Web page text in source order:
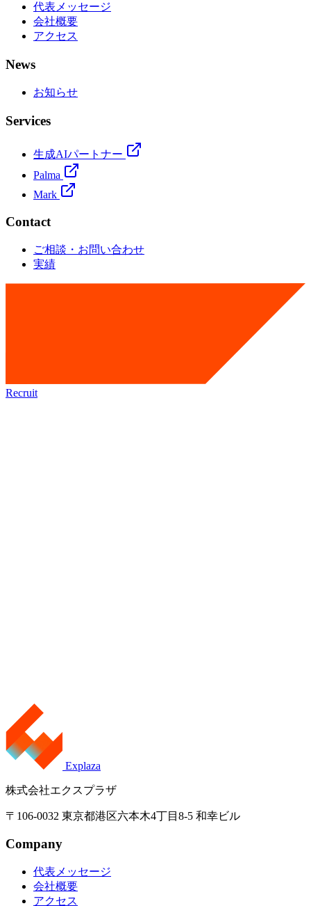
代表メッセージ
会社概要
アクセス
News
お知らせ
Services
生成AIパートナー
Palma
Mark
Contact
ご相談・お問い合わせ
実績
Recruit
Explaza
株式会社エクスプラザ
〒106-0032 東京都港区六本木4丁目8-5 和幸ビル
Company
代表メッセージ
会社概要
アクセス